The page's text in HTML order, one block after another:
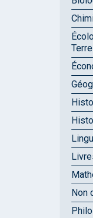
Terre
Non